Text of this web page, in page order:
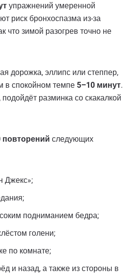
упражнений умеренной
риск бронхоспазма из-за
что зимой разогрев точно не
дорожка, эллипс или степпер,
в спокойном темпе 5–10 минут.
разминка со скакалкой
повторений следующих
Джекс»;
подниманием бедра;
голени;
по комнате;
и назад, а также из стороны в